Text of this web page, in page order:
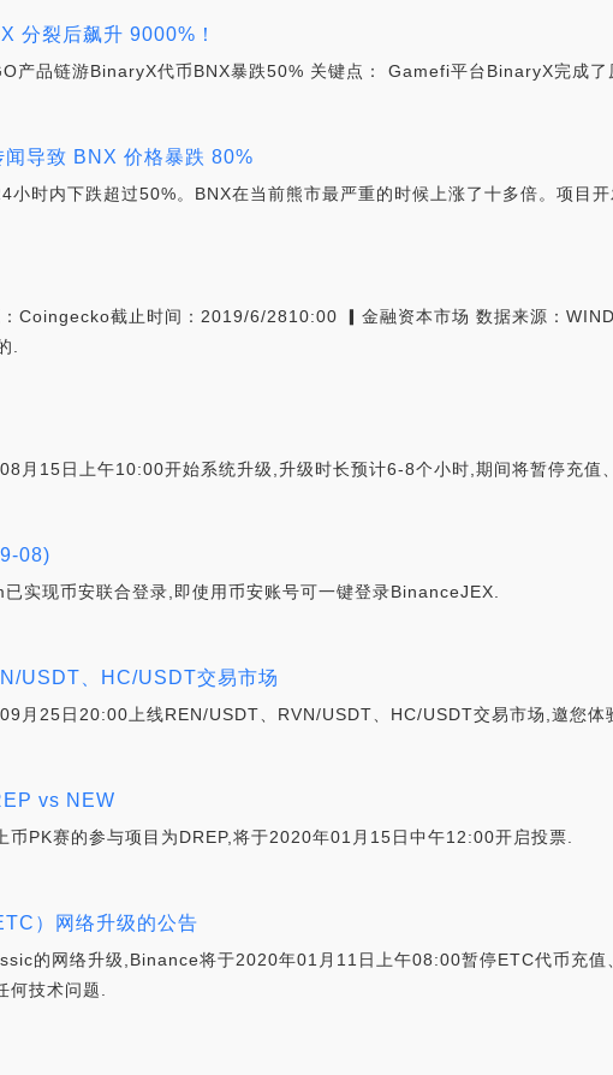
分裂后飙升 9000%！
产品链游BinaryX代币BNX暴跌50% 关键点： Gamefi平台BinaryX完成了
导致 BNX 价格暴跌 80%
时内下跌超过50%。BNX在当前熊市最严重的时候上涨了十多倍。项目
Coingecko截止时间：2019/6/2810:00 ▎金融资本市场 数据来源：
.
月15日上午10:00开始系统升级,升级时长预计6-8个小时,期间将暂停充值
08)
实现币安联合登录,即使用币安账号可一键登录BinanceJEX.
USDT、HC/USDT交易市场
月25日20:00上线REN/USDT、RVN/USDT、HC/USDT交易市场,邀您体
vs NEW
PK赛的参与项目为DREP,将于2020年01月15日中午12:00开启投票.
）网络升级的公告
的网络升级,Binance将于2020年01月11日上午08:00暂停ETC代币充值
技术问题.